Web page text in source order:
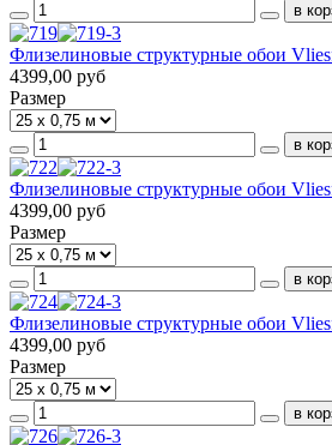
Флизелиновые структурные обои
4399,00 руб
Размер
Флизелиновые структурные обои
4399,00 руб
Размер
Флизелиновые структурные обои
4399,00 руб
Размер